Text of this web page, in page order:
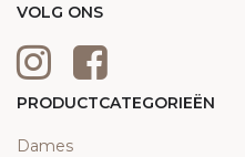
VOLG ONS
PRODUCTCATEGORIEËN
Dames